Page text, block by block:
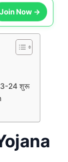
Join Now →
24 शुरू